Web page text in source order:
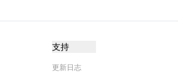
支持
更新日志